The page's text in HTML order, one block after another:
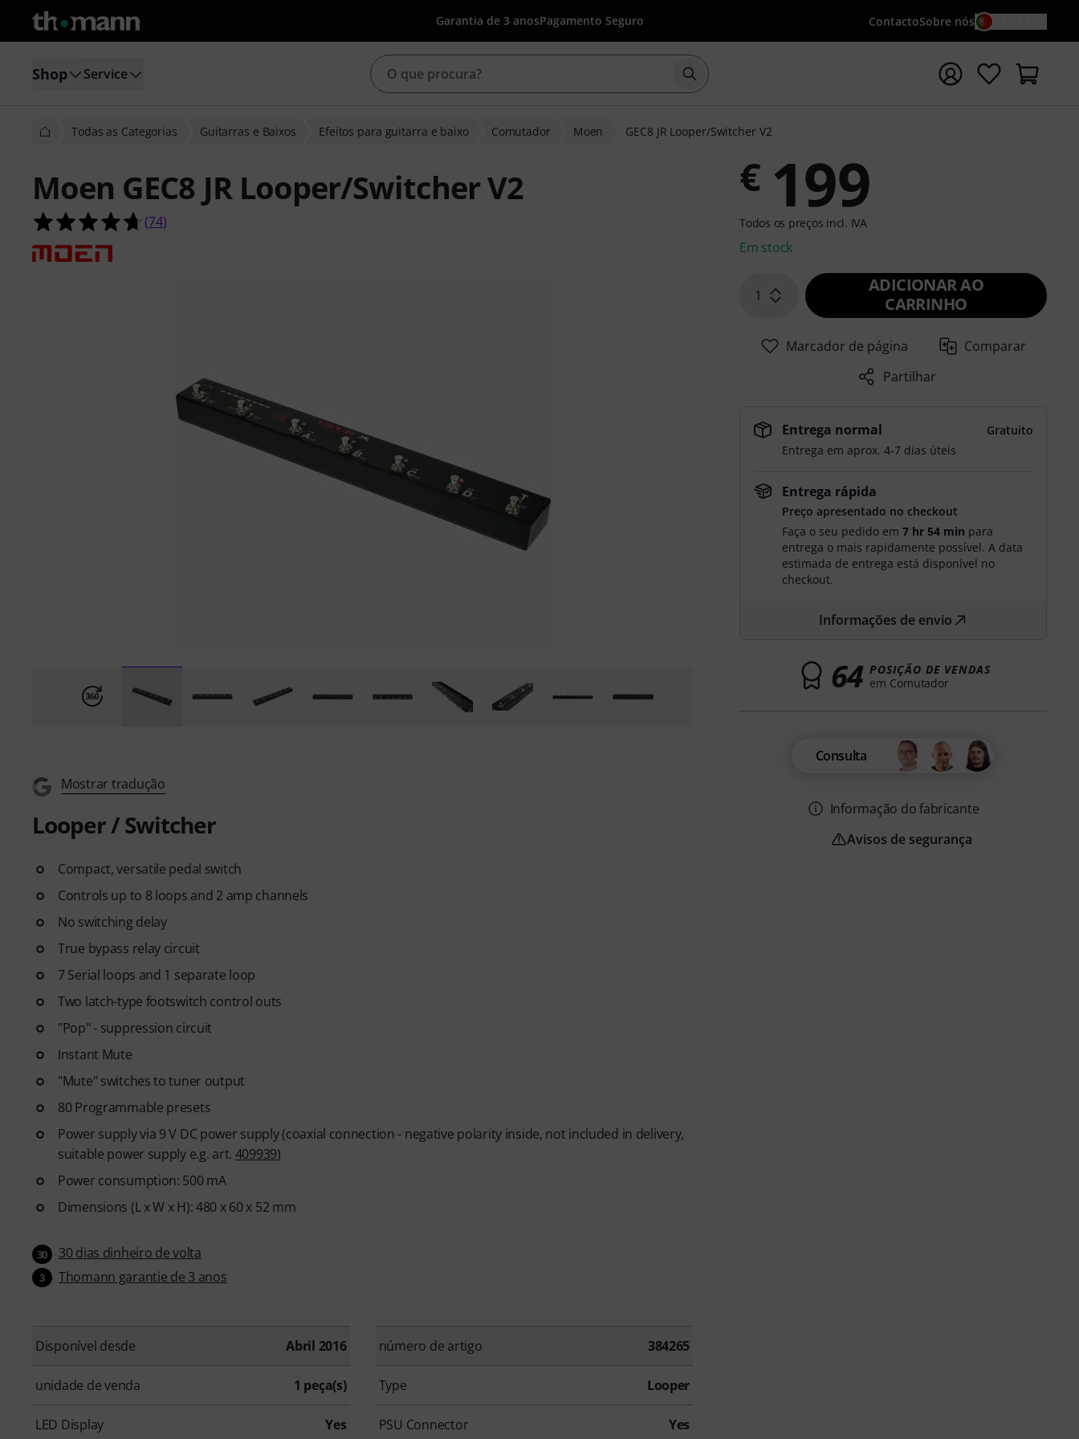
Garantia de 3 anosPagamento Seguro ContactoSobre nós
Shop Service Iniciar pesquisa com o termo de pesquisa {searchTerm}
Todas as Categorias Guitarras e Baixos Efeitos para guitarra e baixo Comutador Moen GEC8 JR Looper/Switcher V2
Moen GEC8 JR Looper/Switcher V2
4.7 de 5 estrelas de 74 avaliações de clientes
(74)
Mostrar tradução
Looper / Switcher
Compact, versatile pedal switch
Controls up to 8 loops and 2 amp channels
No switching delay
True bypass relay circuit
7 Serial loops and 1 separate loop
Two latch-type footswitch control outs
"Pop" - suppression circuit
Instant Mute
"Mute" switches to tuner output
80 Programmable presets
Power supply via 9 V DC power supply (coaxial connection - negative polarity inside, not included in delivery,
suitable power supply e.g. art. 409939)
Power consumption: 500 mA
Dimensions (L x W x H): 480 x 60 x 52 mm
30 30 dias dinheiro de volta
3 Thomann garantie de 3 anos
Disponível desde Abril 2016 número de artigo 384265
unidade de venda 1 peça(s) Type Looper
LED Display Yes PSU Connector Yes
€ 199
Todos os preços incl. IVA
Em stock
1
ADICIONAR AO
CARRINHO
Marcador de página
Comparar
Partilhar
Entrega normal
Gratuito
Entrega em aprox. 4-7 dias úteis
Entrega rápida
Preço apresentado no checkout
Faça o seu pedido em7 hr 54 min para
entrega o mais rapidamente possível. A data
estimada de entrega está disponível no
checkout.
Informações de envio
64 POSIÇÃO DE VENDAS
em Comutador
Consulta
Informação do fabricante
Avisos de segurança